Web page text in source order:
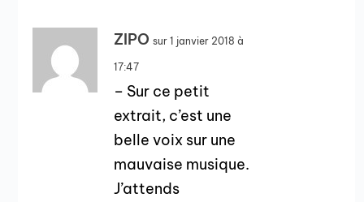
ZIPO sur 1 janvier 2018 à
17:47
– Sur ce petit
extrait, c’est une
belle voix sur une
mauvaise musique.
J’attends